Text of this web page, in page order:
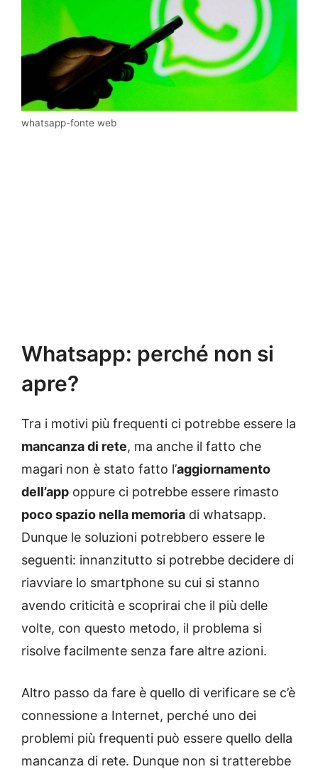
whatsapp-fonte web
Whatsapp: perché non si
apre?
Tra i motivi più frequenti ci potrebbe essere la
mancanza di rete, ma anche il fatto che
magari non è stato fatto l’aggiornamento
dell’app oppure ci potrebbe essere rimasto
poco spazio nella memoria di whatsapp.
Dunque le soluzioni potrebbero essere le
seguenti: innanzitutto si potrebbe decidere di
riavviare lo smartphone su cui si stanno
avendo criticità e scoprirai che il più delle
volte, con questo metodo, il problema si
risolve facilmente senza fare altre azioni.
Altro passo da fare è quello di verificare se c’è
connessione a Internet, perché uno dei
problemi più frequenti può essere quello della
mancanza di rete. Dunque non si tratterebbe